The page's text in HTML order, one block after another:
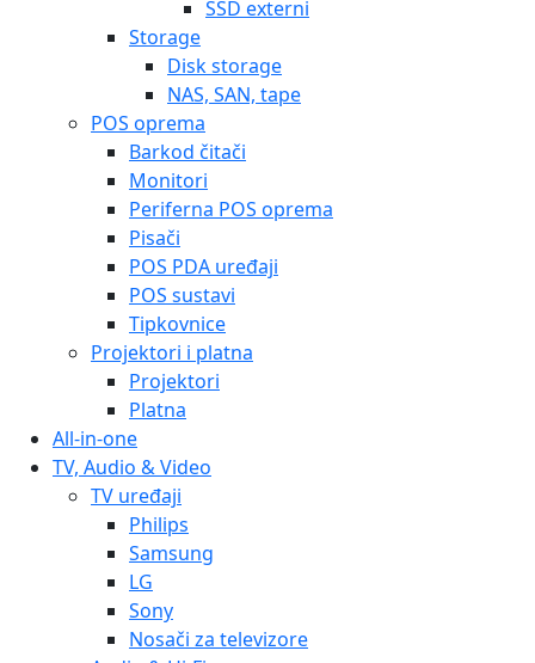
SSD externi
Storage
Disk storage
NAS, SAN, tape
POS oprema
Barkod čitači
Monitori
Periferna POS oprema
Pisači
POS PDA uređaji
POS sustavi
Tipkovnice
Projektori i platna
Projektori
Platna
All-in-one
TV, Audio & Video
TV uređaji
Philips
Samsung
LG
Sony
Nosači za televizore